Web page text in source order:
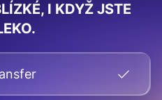
I KDYŽ JSTE